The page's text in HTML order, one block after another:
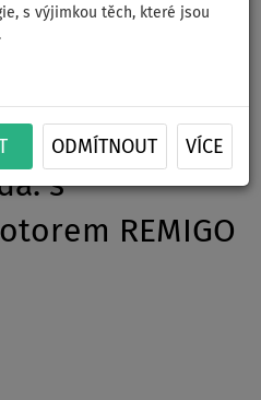
s výjimkou těch, které jsou
ODMÍTNOUT VÍCE
CLASSIC
white -
s hliníkovou
s
REMIGO